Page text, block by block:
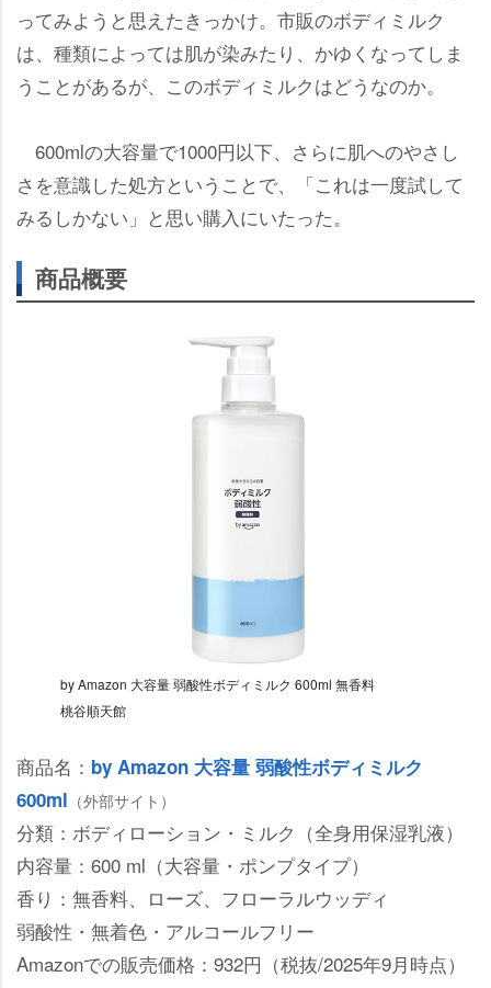
ってみようと思えたきっかけ。市販のボディミルク
は、種類によっては肌が染みたり、かゆくなってしま
うことがあるが、このボディミルクはどうなのか。
600mlの大容量で1000円以下、さらに肌へのやさし
さを意識した処方ということで、「これは一度試して
みるしかない」と思い購入にいたった。
商品概要
by Amazon 大容量 弱酸性ボディミルク 600ml 無香料
桃谷順天館
商品名： by Amazon 大容量 弱酸性ボディミルク
600ml （外部サイト）
分類：ボディローション・ミルク（全身用保湿乳液）
内容量：600 ml（大容量・ポンプタイプ）
香り：無香料、ローズ、フローラルウッディ
弱酸性・無着色・アルコールフリー
Amazonでの販売価格：932円（税抜/2025年9月時点）